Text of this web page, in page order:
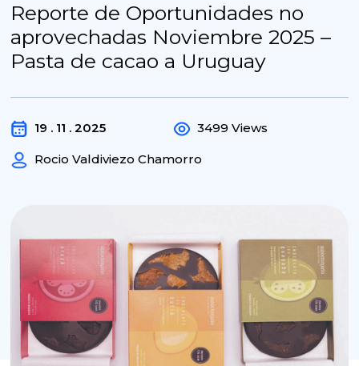
Reporte de Oportunidades no
aprovechadas Noviembre 2025 –
Pasta de cacao a Uruguay
19 . 11 . 2025
Rocio Valdiviezo Chamorro
3499 Views